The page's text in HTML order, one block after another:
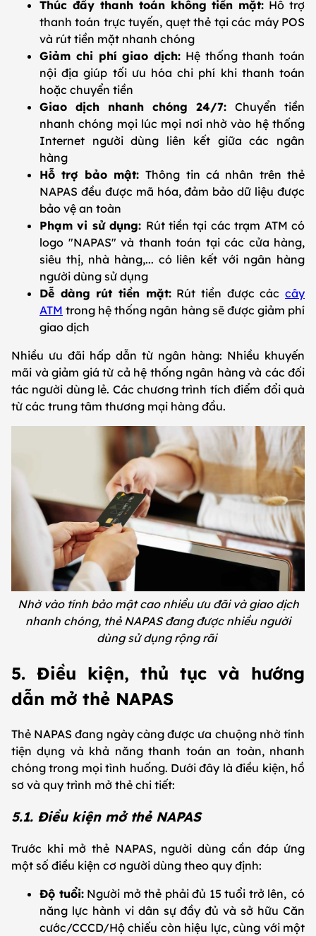
Thúc đẩy thanh toán không tiền mặt: Hỗ trợ
thanh toán trực tuyến, quẹt thẻ tại các máy POS
và rút tiền mặt nhanh chóng
Giảm chi phí giao dịch: Hệ thống thanh toán
nội địa giúp tối ưu hóa chi phí khi thanh toán
hoặc chuyển tiền
Giao dịch nhanh chóng 24/7: Chuyển tiền
nhanh chóng mọi lúc mọi nơi nhờ vào hệ thống
Internet người dùng liên kết giữa các ngân
hàng
Hỗ trợ bảo mật:Thông tin cá nhân trên thẻ
NAPAS đều được mã hóa, đảm bảo dữ liệu được
bảo vệ an toàn
Phạm vi sử dụng: Rút tiền tại các trạm ATM có
logo "NAPAS" và thanh toán tại các cửa hàng,
siêu thị, nhà hàng,... có liên kết với ngân hàng
người dùng sử dụng
Dễ dàng rút tiền mặt:Rút tiền được cáccây
ATM trong hệ thống ngân hàng sẽ được giảm phí
giao dịch
Nhiều ưu đãi hấp dẫn từ ngân hàng: Nhiều khuyến
mãi và giảm giá từ cả hệ thống ngân hàng và các đối
tác người dùng lẻ. Các chương trình tích điểm đổi quà
từ các trung tâm thương mại hàng đầu.
Nhờ vào tính bảo mật cao nhiều ưu đãi và giao dịch
nhanh chóng, thẻ NAPAS đang được nhiều người
dùng sử dụng rộng rãi
5. Điều kiện, thủ tục và hướng
dẫn mở thẻ NAPAS
Thẻ NAPAS đang ngày càng được ưa chuộng nhờ tính
tiện dụng và khả năng thanh toán an toàn, nhanh
chóng trong mọi tình huống. Dưới đây là điều kiện, hồ
sơ và quy trình mở thẻ chi tiết:
5.1. Điều kiện mở thẻ NAPAS
Trước khi mở thẻ NAPAS, người dùng cần đáp ứng
một số điều kiện cơ người dùng theo quy định:
Độ tuổi:Người mở thẻ phải đủ 15 tuổi trở lên, có
năng lực hành vi dân sự đầy đủ và sở hữu Căn
cước/CCCD/Hộ chiếu còn hiệu lực, cùng với một